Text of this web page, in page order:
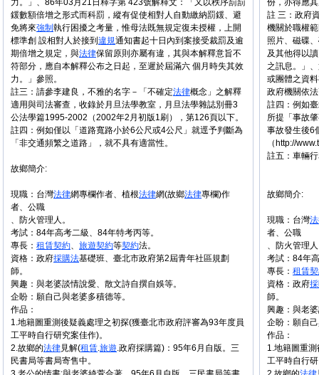
力。」、86年03月21日釋字第 423號解釋文：「又以秩序罰罰
鍰數額倍增之形式而科罰，縱有促使相對人自動繳納罰鍰、避
免將來強制 執行困擾之考量，惟母法既無規定復未授權，上開
標準創 設相對人於接到 違規通知書起十日內到案接受裁罰及逾
期倍增之規定，與法律保留原則亦屬有違，其與本解釋意旨不
符部分，應自本解釋公布之日起，至遲於屆滿六 個月時失其效
力。」參照。
註三：請參李建良，不雅的名字－「不確定法律概念」之解釋
適用與司法審查，收錄於月旦法學教室，月旦法學雜誌別冊3
公法學篇1995-2002（2002年2月初版1刷），第126頁以下。
註四：例如僅以「道路寬路小於6公尺或4公尺」就逕予判斷為
「非交通頻繁之道路」，就不具有適當性。
故鄉簡介:
現職：台灣法律網專欄作者、植根法律網(故鄉法律專欄)作
者、公職
、防火管理人。
考試：84年高考二級、84年特考丙等。
專長： 租賃契約、 旅遊契約等契約法。
資格：政府採購法基礎班、臺北市政府第2屆青年社區規劃
師。
興趣：與老婆談情說愛、散文詩自撰自娛等。
企盼：願自己與老婆多積德等。
作品：
1.地籍圖重測後疑義處理之初探(獲臺北市政府評審為93年度員
工平時自行研究案佳作)。
2.故鄉的法律見解(租賃.旅遊.政府採購篇)：95年6月自版。三
民書局等書局寄售中。
份，亦得應
註 三：政府
機關於職權
照片、磁碟
及其他得以
之訊息。」
或團體之資
政府機關依
註四：例如
所提「事故
事故發生後6
（http://
註五：車輛
故鄉簡介:
現職：台灣
者、公職
、防火管理
考試：84年
專長： 租賃
資格：政府
師。
興趣：與老
企盼：願自
作品：
1.地籍圖重
工平時自行